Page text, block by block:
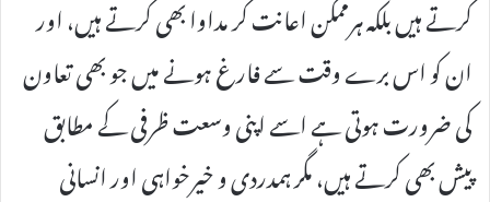
کرتے ہیں بلکہ ہرممکن اعانت کر مداوا بھی کرتے ہیں، اور
ان کو اس برے وقت سے فارغ ہونے میں جو بھی تعاون
کی ضرورت ہوتی ہے اسے اپنی وسعت ظرفی کے مطابق
پیش بھی کرتے ہیں، مگر ہمدردی و خیرخواہی اور انسانی